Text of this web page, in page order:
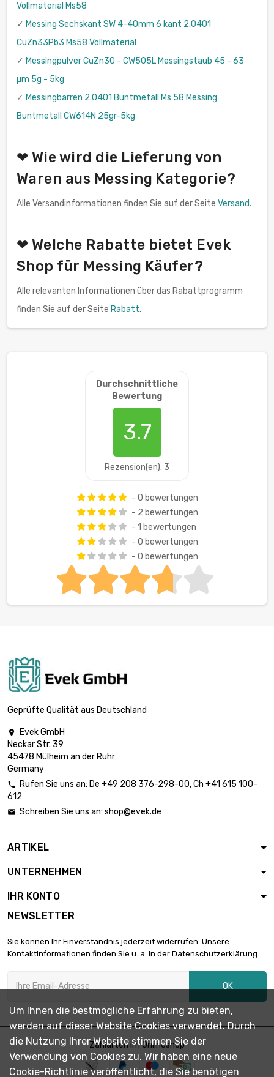
Vollmaterial Ms58
✓ Messing Sechskant SW 4-40mm 6 kant 2.0401
CuZn33Pb3 Ms58 Vollmaterial
✓ Messingpulver CuZn30 - CW505L Messingstaub 45 - 63
µm 5g - 5kg
✓ Messingbarren 2.0401 Buntmetall Ms 58 Messing
Buntmetall CW614N 25gr-5kg
❤ Wie wird die Lieferung von
Waren aus Messing Kategorie?
Alle Versandinformationen finden Sie auf der Seite Versand.
❤ Welche Rabatte bietet Evek
Shop für Messing Käufer?
Alle relevanten Informationen über das Rabattprogramm
finden Sie auf der Seite Rabatt.
Durchschnittliche
Bewertung
3.7
Rezension(en): 3
- 0 bewertungen
- 2 bewertungen
- 1 bewertungen
- 0 bewertungen
- 0 bewertungen
Geprüfte Qualität aus Deutschland

Evek GmbH
Neckar Str. 39
45478 Mülheim an der Ruhr
Germany
 Rufen Sie uns an: De +49 208 376-298-00, Ch +41 615 100-
612
 Schreiben Sie uns an: shop@evek.de
ARTIKEL
UNTERNEHMEN
IHR KONTO
NEWSLETTER
Sie können Ihr Einverständnis jederzeit widerrufen. Unsere
Kontaktinformationen finden Sie u. a. in der Datenschutzerklärung.
OK
Zahlarten im Onlineshop
Um Ihnen die bestmögliche Erfahrung zu bieten,
werden auf dieser Website Cookies verwendet. Durch
die Nutzung Ihrer Website stimmen Sie der
Verwendung von Cookies zu. Wir haben eine neue
Cookie-Richtlinie veröffentlicht, die Sie benötigen